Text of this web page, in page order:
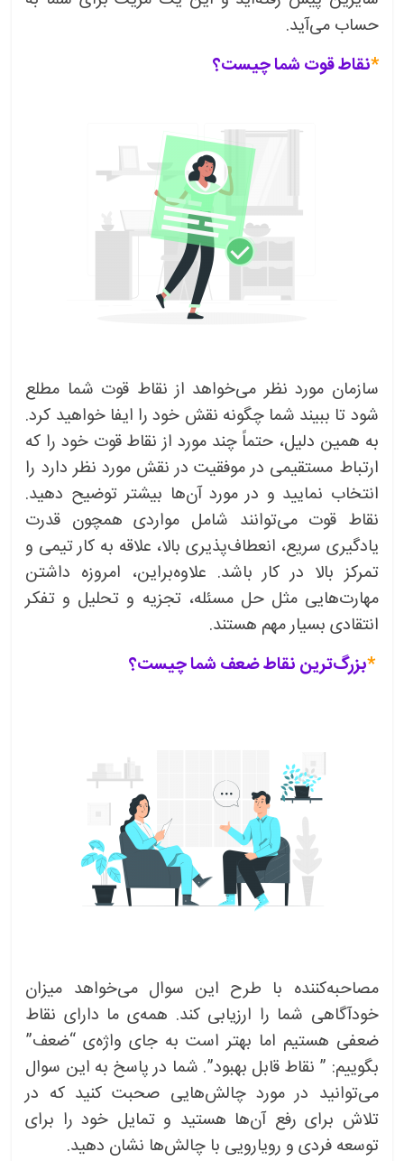
حساب می‌آید.
*نقاط قوت شما چیست؟
سازمان مورد نظر می‌خواهد از نقاط قوت شما مطلع
شود تا ببیند شما چگونه نقش خود را ایفا خواهید کرد.
به همین دلیل، حتماً چند مورد از نقاط قوت خود را که
ارتباط مستقیمی در موفقیت در نقش مورد نظر دارد را
انتخاب نمایید و در مورد آن‌ها بیشتر توضیح دهید.
نقاط قوت می‌توانند شامل مواردی همچون قدرت
یادگیری سریع، انعطاف‌پذیری بالا، علاقه به کار تیمی و
تمرکز بالا در کار باشد. علاوه‌براین، امروزه داشتن
مهارت‌هایی مثل حل مسئله، تجزیه و تحلیل و تفکر
انتقادی بسیار مهم هستند.
*بزرگ‌ترین نقاط ضعف شما چیست؟
مصاحبه‌کننده با طرح این سوال می‌خواهد میزان
خودآگاهی شما را ارزیابی کند. همه‌ی ما دارای نقاط
ضعفی هستیم اما بهتر است به جای واژه‌ی “ضعف”
بگوییم: ” نقاط قابل بهبود”. شما در پاسخ به این سوال
می‌توانید در مورد چالش‌هایی صحبت کنید که در
تلاش برای رفع آن‌ها هستید و تمایل خود را برای
توسعه فردی و رویارویی با چالش‌ها نشان دهید.